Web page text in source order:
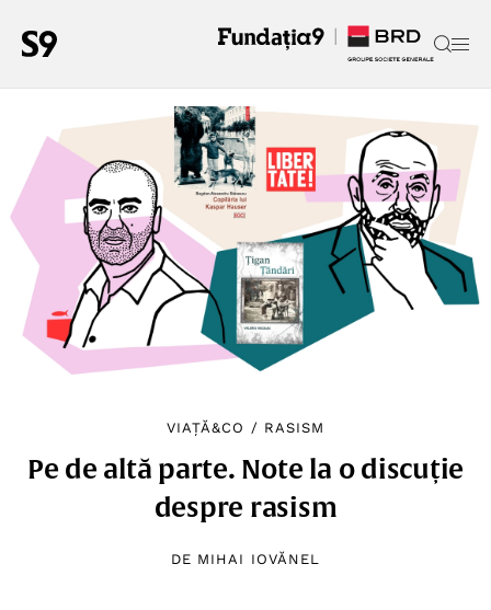
VIAȚĂ&CO / RASISM
Pe de altă parte. Note la o discuție
despre rasism
DE MIHAI IOVĂNEL